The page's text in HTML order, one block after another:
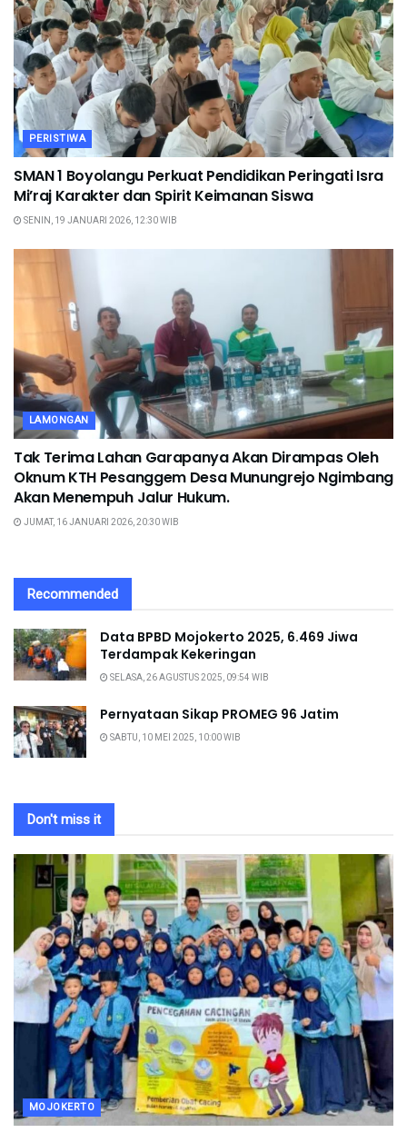
PERISTIWA
SMAN 1 Boyolangu Perkuat Pendidikan Peringati Isra
Mi’raj Karakter dan Spirit Keimanan Siswa
SENIN, 19 JANUARI 2026, 12:30 WIB
LAMONGAN
Tak Terima Lahan Garapanya Akan Dirampas Oleh
Oknum KTH Pesanggem Desa Munungrejo Ngimbang
Akan Menempuh Jalur Hukum.
JUMAT, 16 JANUARI 2026, 20:30 WIB
Recommended
Data BPBD Mojokerto 2025, 6.469 Jiwa
Terdampak Kekeringan
SELASA, 26 AGUSTUS 2025, 09:54 WIB
Pernyataan Sikap PROMEG 96 Jatim
SABTU, 10 MEI 2025, 10:00 WIB
Don't miss it
MOJOKERTO